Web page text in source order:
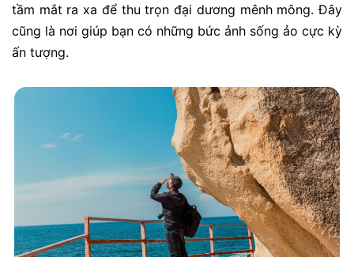
tầm mắt ra xa để thu trọn đại dương mênh mông. Đây
cũng là nơi giúp bạn có những bức ảnh sống ảo cực kỳ
ấn tượng.